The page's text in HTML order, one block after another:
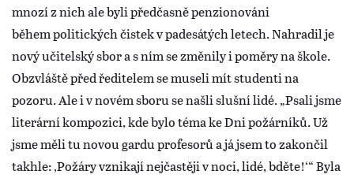
mnozí z nich ale byli předčasně penzionováni
během politických čistek v padesátých letech. Nahradil je
nový učitelský sbor a s ním se změnily i poměry na škole.
Obzvláště před ředitelem se museli mít studenti na
pozoru. Ale i v novém sboru se našli slušní lidé. „Psali jsme
literární kompozici, kde bylo téma ke Dni požárníků. Už
jsme měli tu novou gardu profesorů a já jsem to zakončil
takhle: ‚Požáry vznikají nejčastěji v noci, lidé, bděte!‘“ Byla